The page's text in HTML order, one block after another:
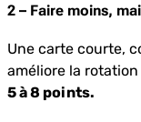
2 – Faire moins,
Une carte courte,
améliore la
5 à 8 points.